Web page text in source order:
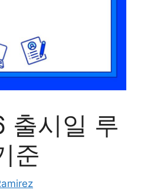
출시일 루
준